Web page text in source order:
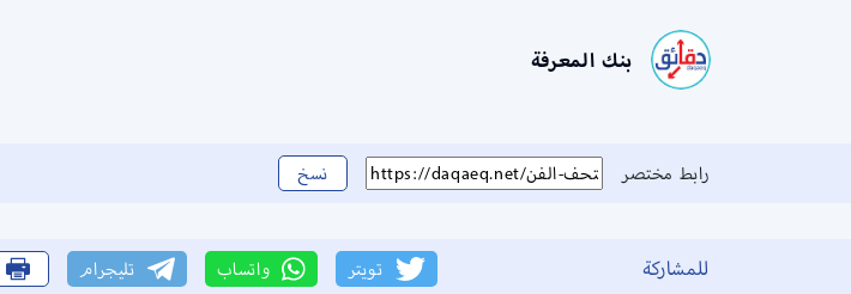
بنك المعرفة
رابط مختصر نسخ
للمشاركة تويتر واتساب تليجرام